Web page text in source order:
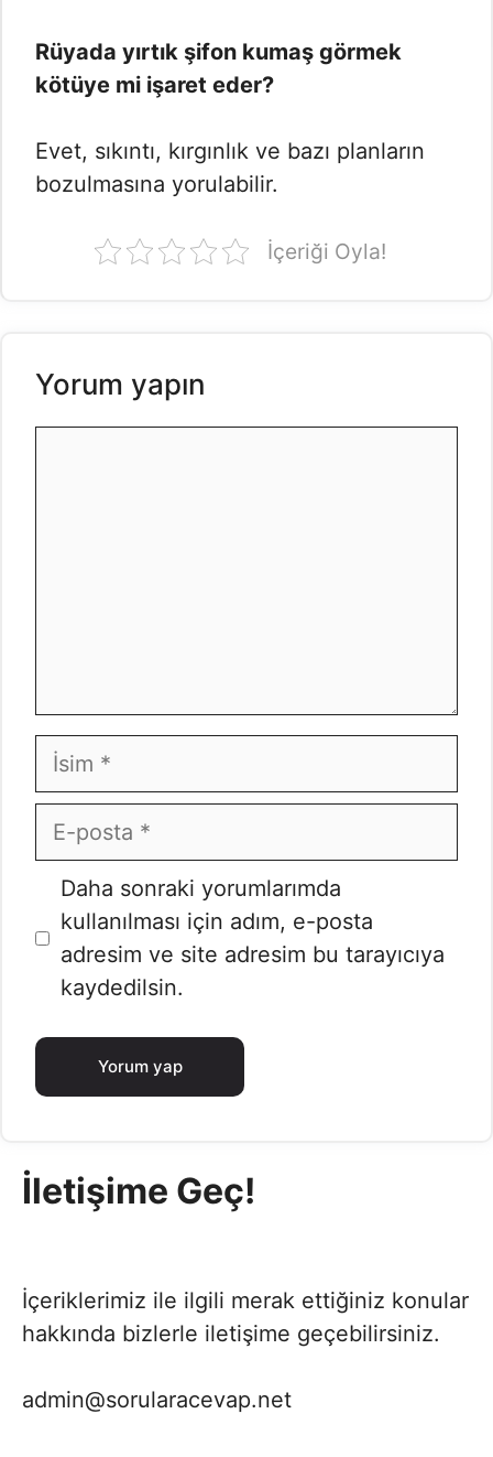
Rüyada yırtık şifon kumaş görmek
kötüye mi işaret eder?
Evet, sıkıntı, kırgınlık ve bazı planların
bozulmasına yorulabilir.
İçeriği Oyla!
Yorum yapın
İsim
E-
posta
İnternet
sitesi
Daha sonraki yorumlarımda
kullanılması için adım, e-posta
adresim ve site adresim bu tarayıcıya
kaydedilsin.
İletişime Geç!
İçeriklerimiz ile ilgili merak ettiğiniz konular
hakkında bizlerle iletişime geçebilirsiniz.
admin@sorularacevap.net